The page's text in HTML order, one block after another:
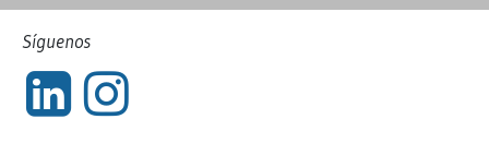
Síguenos